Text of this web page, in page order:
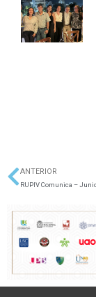
Ant
ANTERIOR